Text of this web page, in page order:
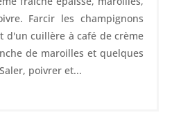
Farcir les champignons
d'un cuillère à café de crème
de maroilles et quelques
poivrer et...